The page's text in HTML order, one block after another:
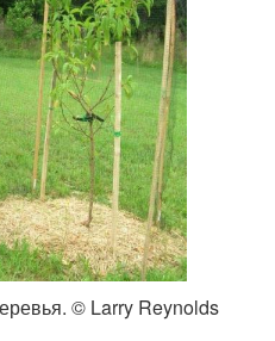
© Larry Reynolds